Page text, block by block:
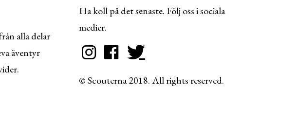
alla delar
äventyr
Ha koll på det senaste. Följ oss i sociala
medier.
© Scouterna 2018. All rights reserved.